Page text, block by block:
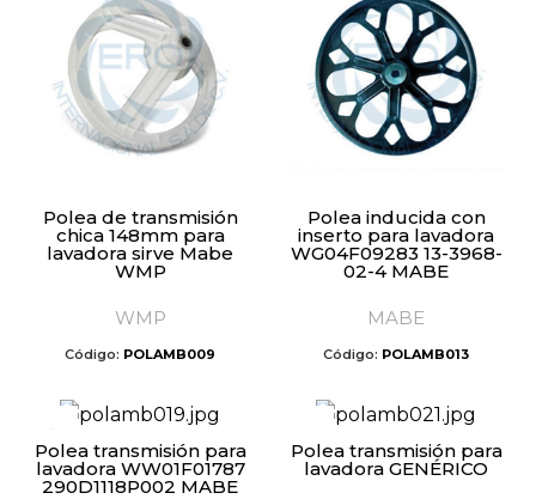
Polea de transmisión
chica 148mm para
lavadora sirve Mabe
WMP
WMP
Código: POLAMB009
Polea inducida con
inserto para lavadora
WG04F09283 13-3968-
02-4 MABE
MABE
Código: POLAMB013
Polea transmisión para
lavadora WW01F01787
290D1118P002 MABE
Polea transmisión para
lavadora GENÉRICO